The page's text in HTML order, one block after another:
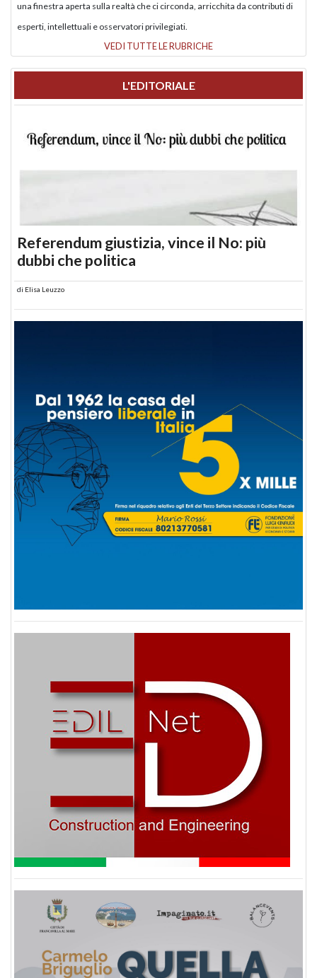
una finestra aperta sulla realtà che ci circonda, arricchita da contributi di
esperti, intellettuali e osservatori privilegiati.
VEDI TUTTE LE RUBRICHE
L'EDITORIALE
Referendum giustizia, vince il No: più
dubbi che politica
di Elisa Leuzzo